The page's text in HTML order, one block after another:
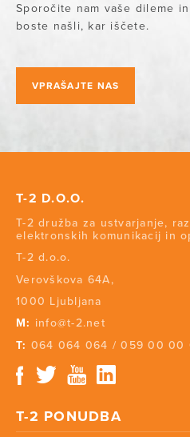
Sporočite nam vaše dileme
boste našli, kar iščete.
VPRAŠAJTE NAS
T-2 D.O.O.
T-2 družba za ustvarjanje,
elektronskih komunikacij in
T-2 d.o.o.
Verovškova 64A,
1000 Ljubljana
M: info@t-2.net
T: 064 064 064 /059 00 00
T-2 PONUDBA